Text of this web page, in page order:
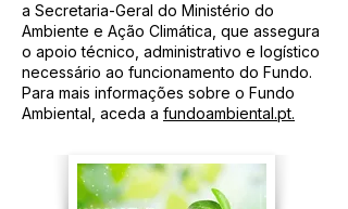
a Secretaria-Geral do Ministério do
Ambiente e Ação Climática, que assegura
o apoio técnico, administrativo e logístico
necessário ao funcionamento do Fundo.
Para mais informações sobre o Fundo
Ambiental, aceda a fundoambiental.pt.